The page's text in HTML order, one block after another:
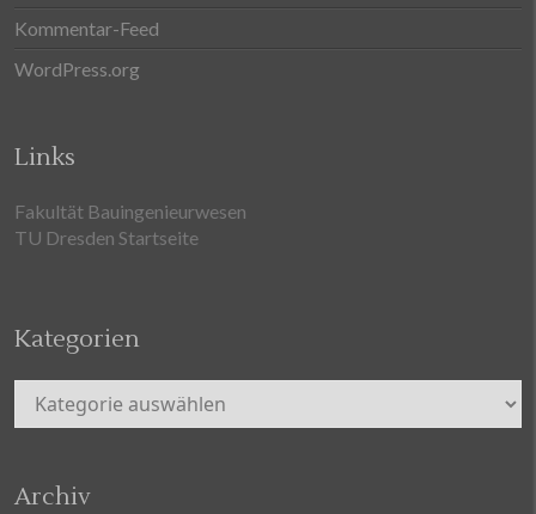
Kommentar-Feed
WordPress.org
Links
Fakultät Bauingenieurwesen
TU Dresden Startseite
Kategorien
Kategorien
Archiv